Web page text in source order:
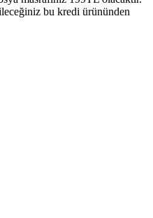
bu kredi ürününden